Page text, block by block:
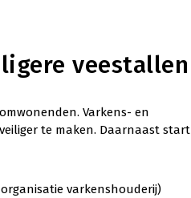
veestallen
Varkens- en
te maken. Daarnaast start
varkenshouderij)